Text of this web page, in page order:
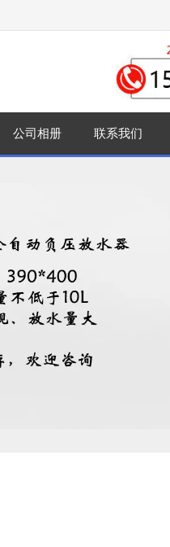
公司相册 联系我们